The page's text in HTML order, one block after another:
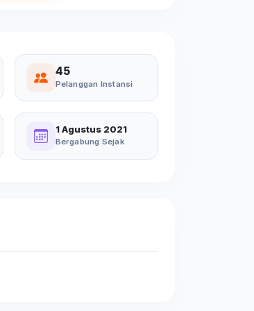
45
Pelanggan Instansi
1 Agustus 2021
Bergabung Sejak